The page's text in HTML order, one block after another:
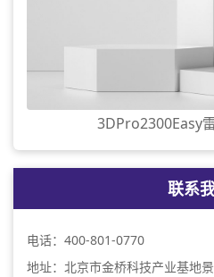
3DPro2300Easy
联系
电话：400-801-0770
地址：北京市金桥科技产业基地